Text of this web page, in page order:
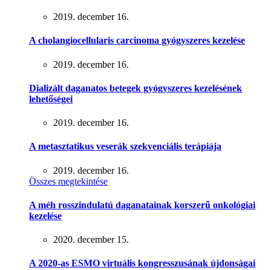
2019. december 16.
A cholangiocellularis carcinoma gyógyszeres kezelése
2019. december 16.
Dializált daganatos betegek gyógyszeres kezelésének
lehetőségei
2019. december 16.
A metasztatikus veserák szekvenciális terápiája
2019. december 16.
Összes megtekintése
A méh rosszindulatú daganatainak korszerű onkológiai
kezelése
2020. december 15.
A 2020-as ESMO virtuális kongresszusának újdonságai